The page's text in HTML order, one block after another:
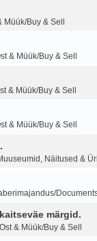
Müük/Buy & Sell
& Müük/Buy & Sell
& Müük/Buy & Sell
& Müük/Buy & Sell
Näitused &
märgid.
Ost & Müük/Buy & Sell